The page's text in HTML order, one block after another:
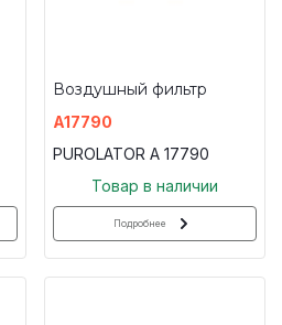
Воздушный фильтр
A17790
PUROLATOR A 17790
Товар в наличии
Подробнее